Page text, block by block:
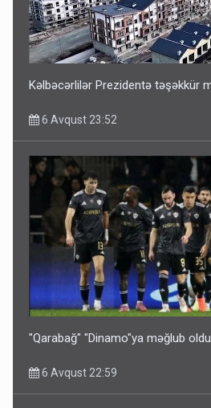
Kəlbəcərlilər Prezidentə təşəkkür
6 Avqust 23:52
"Qarabağ" "Dinamo"ya məğlub oldu
6 Avqust 22:59